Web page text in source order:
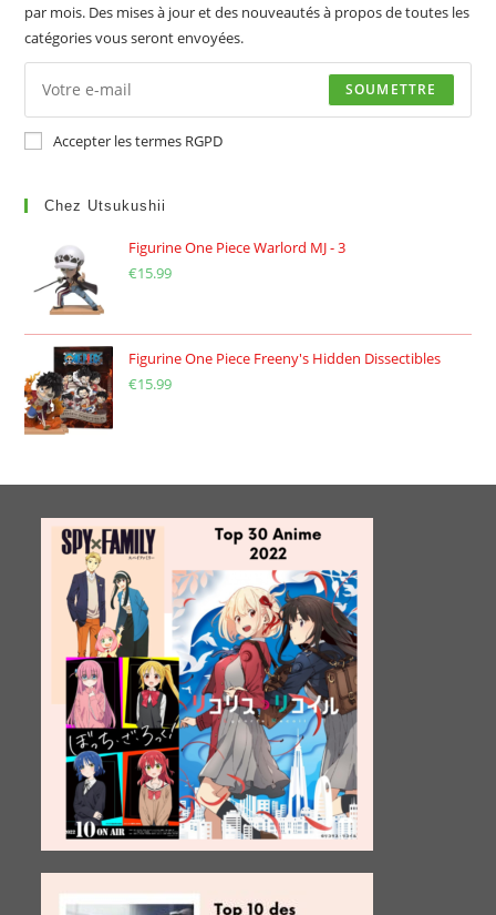
par mois. Des mises à jour et des nouveautés à propos de toutes les
catégories vous seront envoyées.
SOUMETTRE
Accepter les termes RGPD
Chez Utsukushii
Figurine One Piece Warlord MJ - 3
€15.99
Figurine One Piece Freeny's Hidden Dissectibles
€15.99